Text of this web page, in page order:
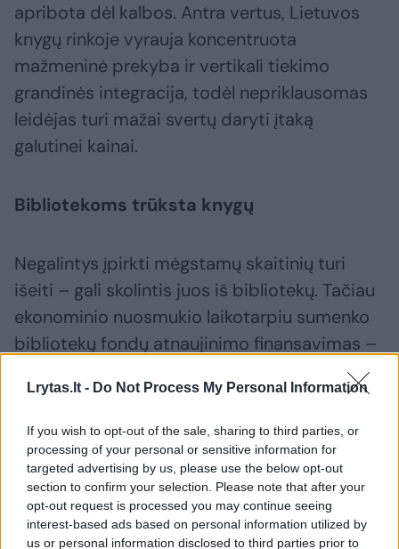
Lrytas.lt - Do Not Process My Personal Information
If you wish to opt-out of the sale, sharing to third parties, or
processing of your personal or sensitive information for
targeted advertising by us, please use the below opt-out
section to confirm your selection. Please note that after your
opt-out request is processed you may continue seeing
interest-based ads based on personal information utilized by
us or personal information disclosed to third parties prior to
apribota dėl kalbos. Antra vertus, Lietuvos
knygų rinkoje vyrauja koncentruota
mažmeninė prekyba ir vertikali tiekimo
grandinės integracija, todėl nepriklausomas
leidėjas turi mažai svertų daryti įtaką
galutinei kainai.
Bibliotekoms trūksta knygų
Negalintys įpirkti mėgstamų skaitinių turi
išeiti – gali skolintis juos iš bibliotekų. Tačiau
ekonominio nuosmukio laikotarpiu sumenko
bibliotekų fondų atnaujinimo finansavimas –
dabar jis yra net 35–40 proc. mažesnis nei
2008 m. Tad nemažai knygų bibliotekose yra
nusidėvėjusios, o naujausių leidinių trūksta –
regionuose norimos knygos bibliotekų
lankytojai eilėje kartais turi laukti ne vieną
mėnesį.